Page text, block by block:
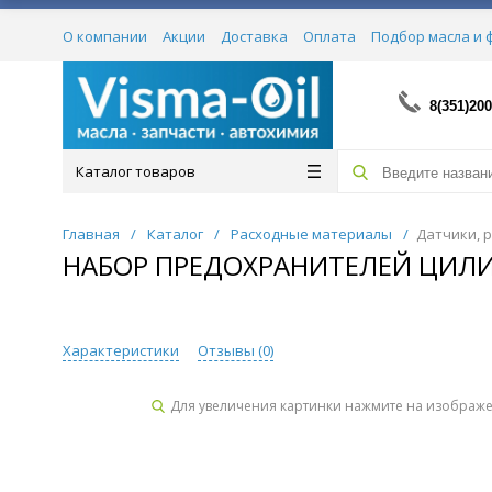
О компании Акции Доставка Оплата Подбор масла и
Сертификаты
Каталог товаров
Главная / Каталог / Расходные материалы / Датчики,
НАБОР ПРЕДОХРАНИТЕЛЕЙ
Характеристики Отзывы (0)
Для увеличения картинки нажмите на